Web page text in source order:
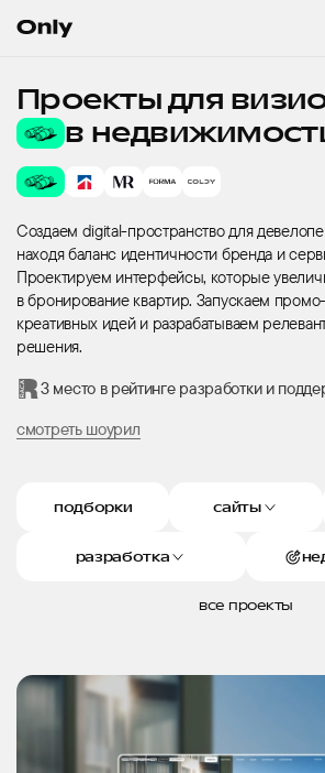
На главную страницу
Проекты для визионеров в
Проектыдля
в
Создаем digital-пространство для
находя баланс идентичности бренда и
Проектируем интерфейсы, которые
в бронирование квартир. Запускаем
креативных идей и разрабатываем
решения.
3 место в рейтинге разработки и
смотреть шоурил
подборки сайты
разработка
все проекты